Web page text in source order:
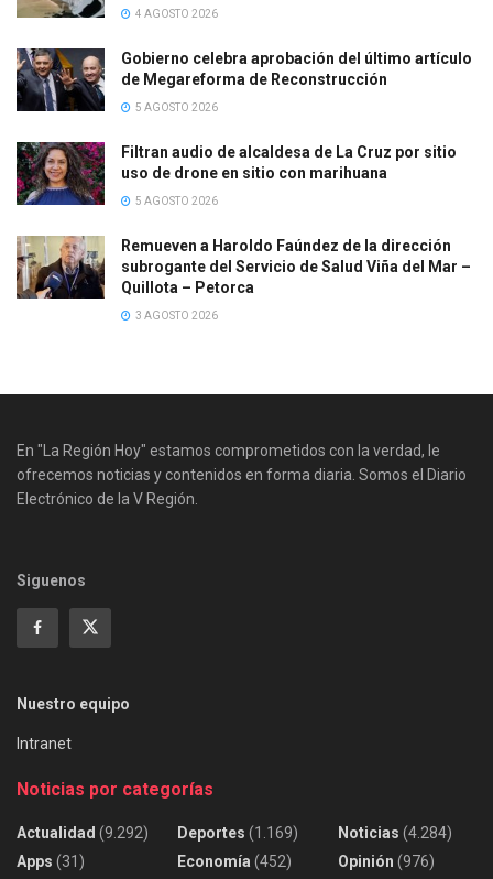
4 AGOSTO 2026
Gobierno celebra aprobación del último artículo
de Megareforma de Reconstrucción
5 AGOSTO 2026
Filtran audio de alcaldesa de La Cruz por sitio
uso de drone en sitio con marihuana
5 AGOSTO 2026
Remueven a Haroldo Faúndez de la dirección
subrogante del Servicio de Salud Viña del Mar –
Quillota – Petorca
3 AGOSTO 2026
En "La Región Hoy" estamos comprometidos con la verdad, le
ofrecemos noticias y contenidos en forma diaria. Somos el Diario
Electrónico de la V Región.
Siguenos
Nuestro equipo
Intranet
Noticias por categorías
Actualidad (9.292)
Apps (31)
Deportes (1.169)
Economía (452)
Noticias (4.284)
Opinión (976)